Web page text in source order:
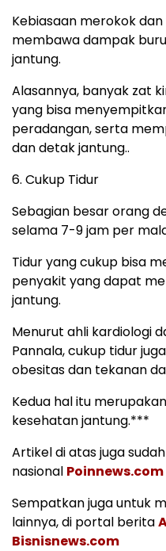
Kebiasaan merokok
membawa dampak
jantung.
Alasannya, banyak zat
yang bisa
peradangan, serta
dan detak jantung..
6. Cukup Tidur
Sebagian besar orang
selama 7-9 jam per
Tidur yang cukup bisa
penyakit yang dapat
jantung.
Menurut ahli kardiologi
Pannala, cukup tidur
obesitas dan tekanan
Kedua hal itu
kesehatan jantung.***
Artikel di atas juga
nasional Poinnews.com
Sempatkan juga untuk
lainnya, di portal berita
Bisnisnews.com